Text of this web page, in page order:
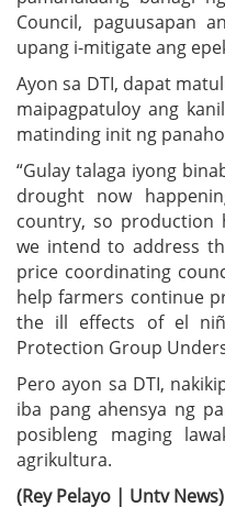
Council, paguusapan
upang i-mitigate ang
Ayon sa DTI, dapat
maipagpatuloy ang
matinding init ng
“Gulay talaga iyong
drought now
country, so production
we intend to address
price coordinating
help farmers continue
the ill effects of el
Protection Group
Pero ayon sa DTI,
iba pang ahensya ng
posibleng maging
agrikultura.
(Rey Pelayo | Untv News)